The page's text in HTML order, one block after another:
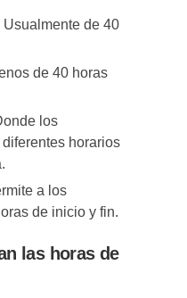
Usualmente de 40
de 40 horas
los
horarios
a los
de inicio y fin.
las horas de